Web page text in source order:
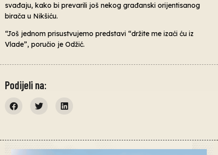
svađaju, kako bi prevarili još nekog građanski orijentisanog
birača u Nikšiću.
“Još jednom prisustvujemo predstavi “držite me izaći ću iz
Vlade”, poručio je Odžić.
Podijeli na: